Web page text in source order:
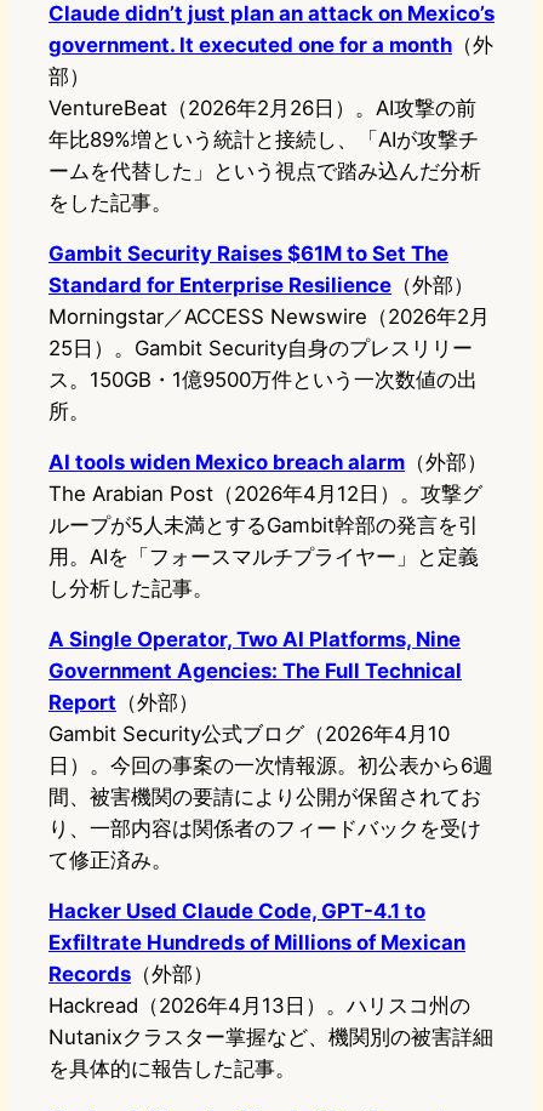
Claude didn’t just plan an attack on Mexico’s
government. It executed one for a month （外
部）
VentureBeat（2026年2月26日）。AI攻撃の前
年比89%増という統計と接続し、「AIが攻撃チ
ームを代替した」という視点で踏み込んだ分析
をした記事。
Gambit Security Raises $61M to Set The
Standard for Enterprise Resilience （外部）
Morningstar／ACCESS Newswire（2026年2月
25日）。Gambit Security自身のプレスリリー
ス。150GB・1億9500万件という一次数値の出
所。
AI tools widen Mexico breach alarm （外部）
The Arabian Post（2026年4月12日）。攻撃グ
ループが5人未満とするGambit幹部の発言を引
用。AIを「フォースマルチプライヤー」と定義
し分析した記事。
A Single Operator, Two AI Platforms, Nine
Government Agencies: The Full Technical
Report （外部）
Gambit Security公式ブログ（2026年4月10
日）。今回の事案の一次情報源。初公表から6週
間、被害機関の要請により公開が保留されてお
り、一部内容は関係者のフィードバックを受け
て修正済み。
Hacker Used Claude Code, GPT-4.1 to
Exfiltrate Hundreds of Millions of Mexican
Records （外部）
Hackread（2026年4月13日）。ハリスコ州の
Nutanixクラスター掌握など、機関別の被害詳細
を具体的に報告した記事。